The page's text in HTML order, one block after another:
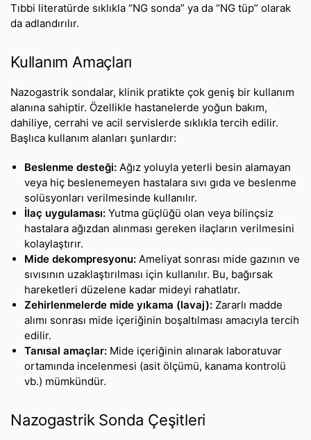
Tıbbi literatürde sıklıkla “NG sonda” ya da “NG tüp” olarak
da adlandırılır.
Kullanım Amaçları
Nazogastrik sondalar, klinik pratikte çok geniş bir kullanım
alanına sahiptir. Özellikle hastanelerde yoğun bakım,
dahiliye, cerrahi ve acil servislerde sıklıkla tercih edilir.
Başlıca kullanım alanları şunlardır:
Beslenme desteği: Ağız yoluyla yeterli besin alamayan
veya hiç beslenemeyen hastalara sıvı gıda ve beslenme
solüsyonları verilmesinde kullanılır.
İlaç uygulaması: Yutma güçlüğü olan veya bilinçsiz
hastalara ağızdan alınması gereken ilaçların verilmesini
kolaylaştırır.
Mide dekompresyonu: Ameliyat sonrası mide gazının ve
sıvısının uzaklaştırılması için kullanılır. Bu, bağırsak
hareketleri düzelene kadar mideyi rahatlatır.
Zehirlenmelerde mide yıkama (lavaj): Zararlı madde
alımı sonrası mide içeriğinin boşaltılması amacıyla tercih
edilir.
Tanısal amaçlar: Mide içeriğinin alınarak laboratuvar
ortamında incelenmesi (asit ölçümü, kanama kontrolü
vb.) mümkündür.
Nazogastrik Sonda Çeşitleri